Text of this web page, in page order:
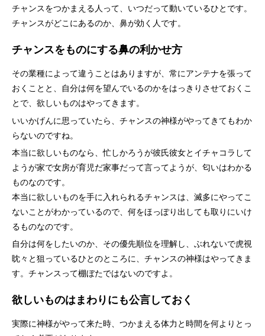
チャンスをつかまえる人って、いつだって動いているひとです。
チャンスがどこにあるのか、鼻が効く人です。
チャンスをものにする鼻の利かせ方
その業種によって違うことはありますが、常にアンテナを張って
おくことと、自分は何を望んでいるのかをはっきりさせておくこ
とで、欲しいものはやってきます。
いいかげんに思っていたら、チャンスの神様がやってきてもわか
らないのですね。
本当に欲しいものなら、忙しかろうが彼氏彼女とイチャコラして
ようが家で女房が育児だ家事だって言ってようが、匂いはわかる
ものなのです。
本当に欲しいものを手に入れられるチャンスは、滅多にやってこ
ないことがわかっているので、何をほっぽり出しても取りにいけ
るものなのです。
自分は何をしたいのか、その優先順位を理解し、ぶれないで虎視
眈々と狙っているひとのところに、チャンスの神様はやってきま
す。チャンスって棚ぼたではないのですよ。
欲しいものはまわりにも公言しておく
実際に神様がやって来た時、つかまえる体力と時間を何よりとっ